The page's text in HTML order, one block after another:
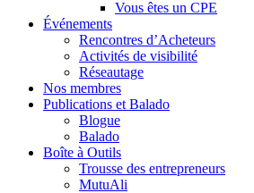
Vous êtes un CPE
Événements
Rencontres d’Acheteurs
Activités de visibilité
Réseautage
Nos membres
Publications et Balado
Blogue
Balado
Boîte à Outils
Trousse des entrepreneurs
MutuAli